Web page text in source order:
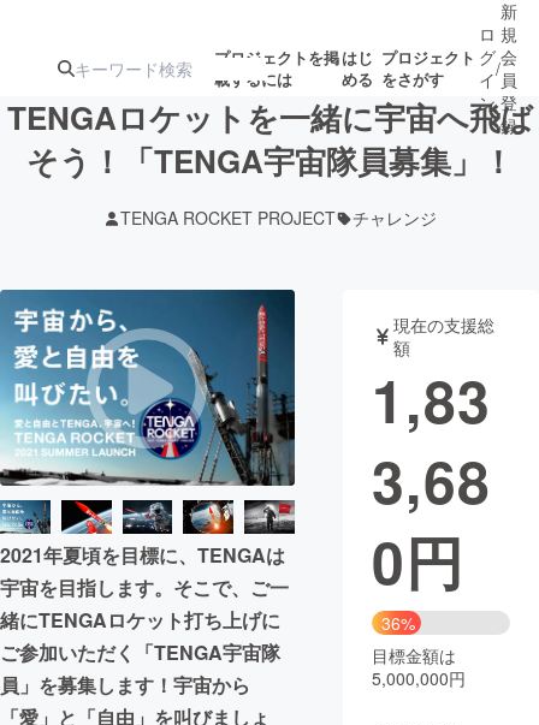
プロジェクトを掲
載するには
はじ
める
プロジェクト
をさがす
ターン
ジェクト
ロジェクト
されます
アート・写真 音楽
テクノロジー・ガジェット ゲーム・サ
映像・映画
ビジネス・起業
まちづくり・地域活性化
CAMPFIRE for Social Good
CAMPFIRE Creation
CAMPFIREふるさと納税
コミュニティ
ロ
グ
イ
ン
/
新
規
会
員
登
録
TENGAロケットを一緒に宇宙へ飛ば
そう！「TENGA宇宙隊員募集」！
TENGA ROCKET PROJECT チャレンジ
2021年夏頃を目標に、TENGAは
宇宙を目指します。そこで、ご一
緒にTENGAロケット打ち上げに
ご参加いただく「TENGA宇宙隊
員」を募集します！宇宙から
「愛」と「自由」を叫びましょ
現在の支援総
額
1,83
3,68
0円
36%
目標金額は
5,000,000円